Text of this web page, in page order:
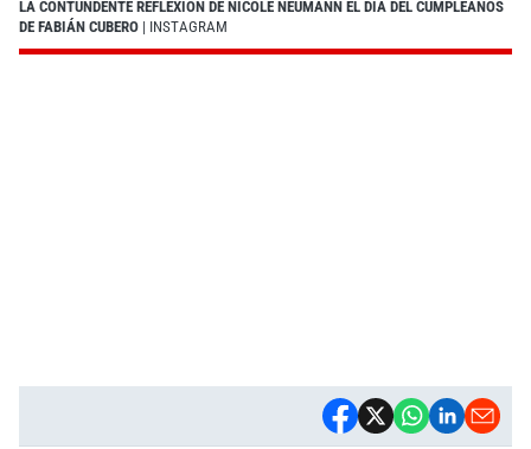
LA CONTUNDENTE REFLEXIÓN DE NICOLE NEUMANN EL DÍA DEL CUMPLEAÑOS
DE FABIÁN CUBERO | INSTAGRAM